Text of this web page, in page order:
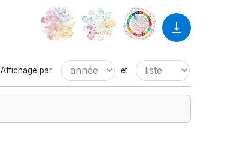
Affichage par et